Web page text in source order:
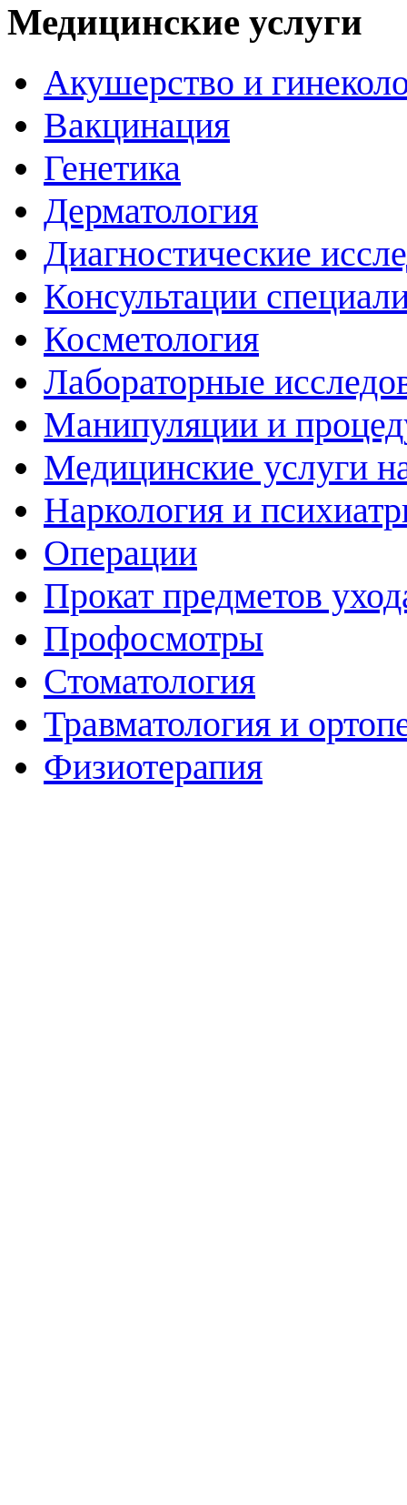
Медицинские услуги
Акушерство и
Вакцинация
Генетика
Дерматология
Диагностические
Консультации
Косметология
Лабораторные
Манипуляции и
Медицинские услуги
Наркология и
Операции
Прокат предметов
Профосмотры
Стоматология
Травматология и
Физиотерапия